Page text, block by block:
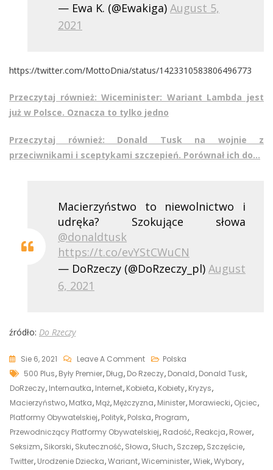
— Ewa K. (@Ewakiga) August 5,
2021
https://twitter.com/MottoDnia/status/1423310583806496773
Przeczytaj również: Wiceminister: Wariant Lambda jest
już w Polsce. Oznacza to tylko jedno
Przeczytaj również: Donald Tusk na wojnie z
przeciwnikami i sceptykami szczepień. Porównał ich do…
Macierzyństwo to niewolnictwo i
udręka? Szokujące słowa
@donaldtusk
https://t.co/evYStCWuCN
— DoRzeczy (@DoRzeczy_pl) August
6, 2021
źródło: Do Rzeczy
Sie 6, 2021 Leave A CommentOn
Szokujące
Słowa
Tuska:
Macierzyństwo
To
Dla
Kobiety
Polska
Tags
500 Plus, Były Premier, Dług, Do Rzeczy, Donald, Donald Tusk,
DoRzeczy, Internautka, Internet, Kobieta, Kobiety, Kryzys,
Macierzyństwo, Matka, Mąż, Mężczyzna, Minister, Morawiecki, Ojciec,
Platformy Obywatelskiej, Polityk, Polska, Program,
Przewodniczący Platformy Obywatelskiej, Radość, Reakcja, Rower,
Seksizm, Sikorski, Skuteczność, Słowa, Słuch, Szczep, Szczęście,
Twitter, Urodzenie Dziecka,Wariant,Wiceminister,Wiek,Wybory,